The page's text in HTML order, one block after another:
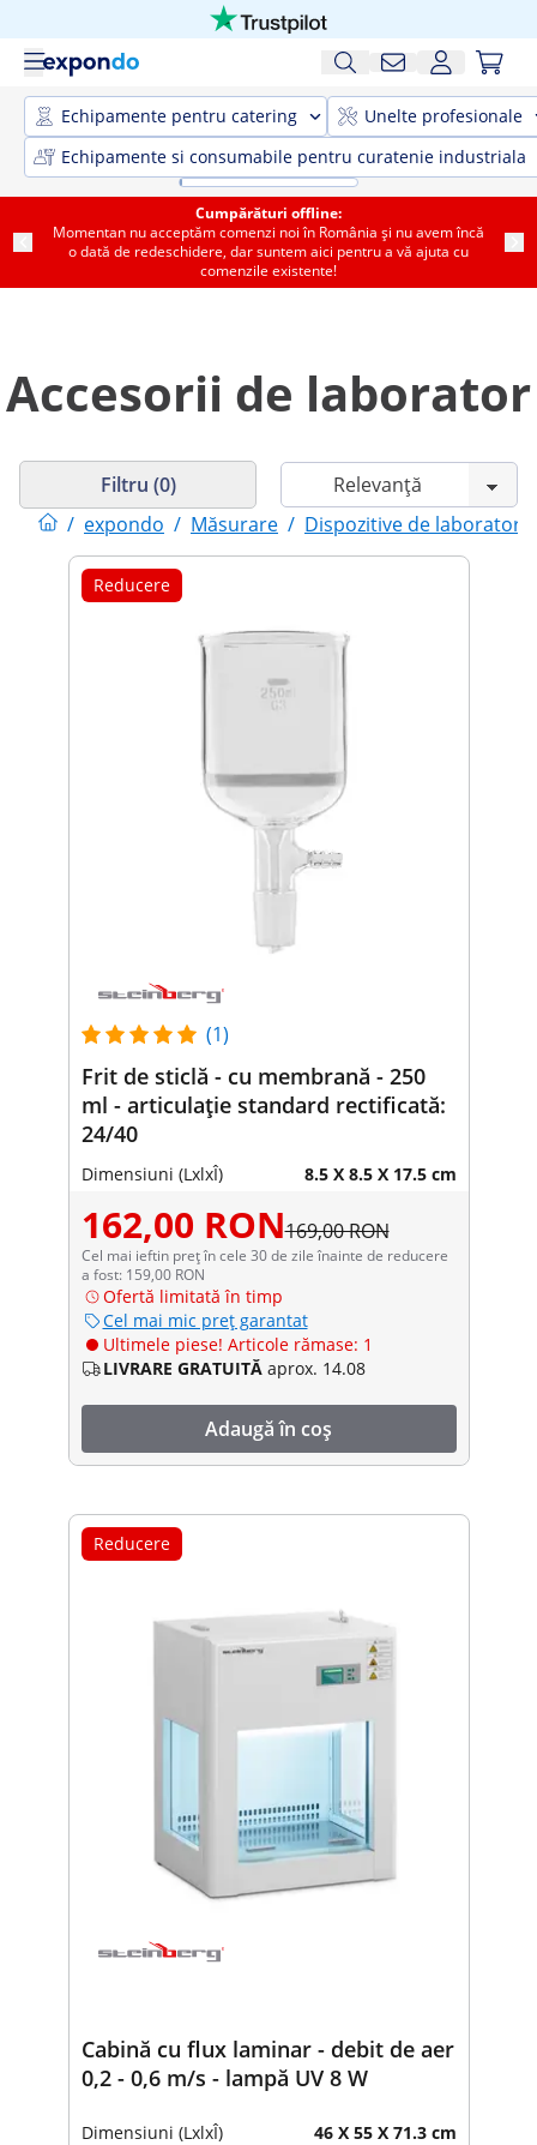
Echipamente pentru catering
Unelte profesionale
Echipamente si consumabile pentru curatenie industriala
Cumpărături offline:
Momentan nu acceptăm comenzi noi în România și nu avem încă
o dată de redeschidere, dar suntem aici pentru a vă ajuta cu
comenzile existente!
Accesorii de laborator
/ expondo / Măsurare / Dispozitive de laborator
Filtru (0)
Reducere
(1)
Frit de sticlă - cu membrană - 250
ml - articulație standard rectificată:
24/40
Dimensiuni (LxlxÎ) 8.5 X 8.5 X 17.5 cm
162,00 RON169,00 RON
Cel mai ieftin preț în cele 30 de zile înainte de reducere
a fost: 159,00 RON
Ofertă limitată în timp
Cel mai mic preț garantat
Ultimele piese! Articole rămase: 1
LIVRARE GRATUITĂ aprox. 14.08
Adaugă în coș
Reducere
Cabină cu flux laminar - debit de aer
0,2 - 0,6 m/s - lampă UV 8 W
Dimensiuni (LxlxÎ) 46 X 55 X 71.3 cm